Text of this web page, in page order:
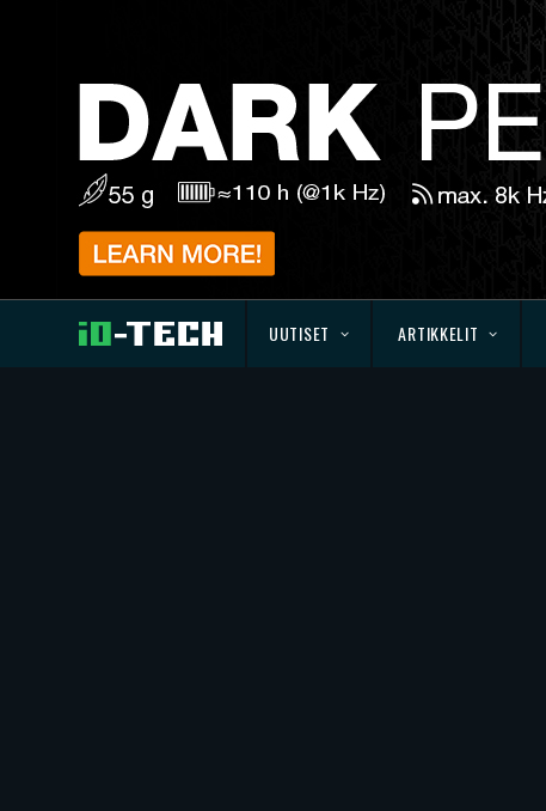
UUTISET ARTIKKELIT